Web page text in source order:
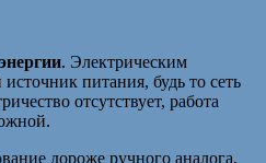
. Электрическим
питания, будь то сеть
отсутствует, работа
дороже ручного аналога,